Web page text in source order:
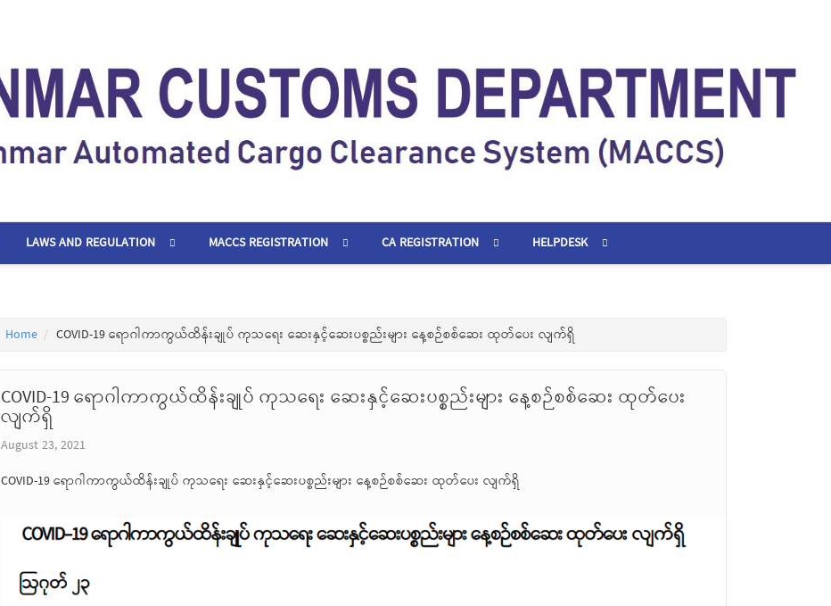
LAWS AND REGULATION MACCS REGISTRATION CA REGISTRATION HELPDESK
Home COVID-19 ရောဂါကာကွယ်ထိန်းချုပ် ကုသရေး ဆေးနှင့်ဆေးပစ္စည်းများ နေ့စဉ်စစ်ဆေး ထုတ်ပေး လျက်ရှိ
COVID-19 ရောဂါကာကွယ်ထိန်းချုပ် ကုသရေး ဆေးနှင့်ဆေးပစ္စည်းများ နေ့စဉ်စစ်ဆေး ထုတ်ပေး
လျက်ရှိ
August 23, 2021
COVID-19 ရောဂါကာကွယ်ထိန်းချုပ် ကုသရေး ဆေးနှင့်ဆေးပစ္စည်းများ နေ့စဉ်စစ်ဆေး ထုတ်ပေး လျက်ရှိ